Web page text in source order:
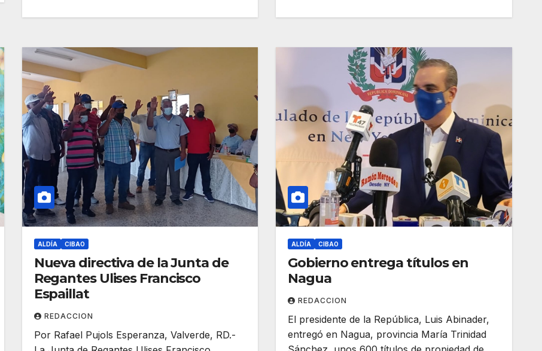
ALDÍA CIBAO
Nueva directiva de la Junta de
Regantes Ulises Francisco
Espaillat
REDACCION
Por Rafael Pujols Esperanza, Valverde, RD.-
ALDÍA CIBAO
Gobierno entrega títulos en
Nagua
REDACCION
El presidente de la República, Luis Abinader,
entregó en Nagua, provincia María Trinidad